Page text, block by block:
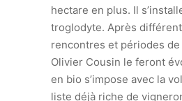
hectare en plus. Il
troglodyte. Après
rencontres et périodes
Olivier Cousin le feront
en bio s’impose avec la
liste déjà riche de